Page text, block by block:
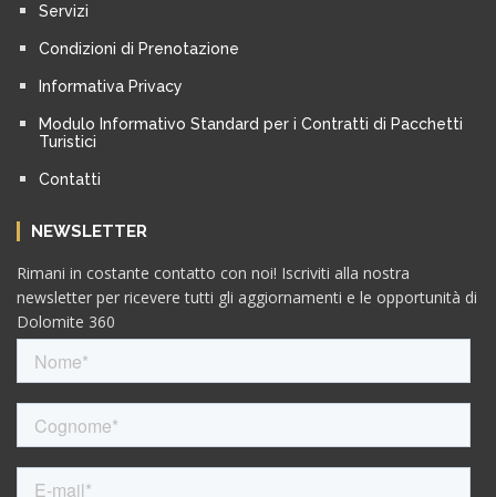
Servizi
Condizioni di Prenotazione
Informativa Privacy
Modulo Informativo Standard per i Contratti di Pacchetti
Turistici
Contatti
NEWSLETTER
Rimani in costante contatto con noi! Iscriviti alla nostra
newsletter per ricevere tutti gli aggiornamenti e le opportunità di
Dolomite 360